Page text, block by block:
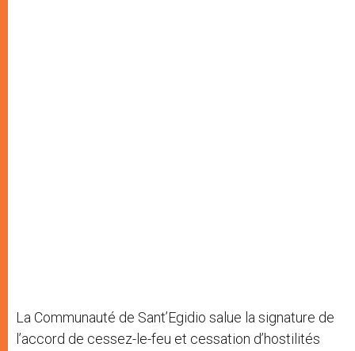
La Communauté de Sant’Egidio salue la signature de
l’accord de cessez-le-feu et cessation d’hostilités